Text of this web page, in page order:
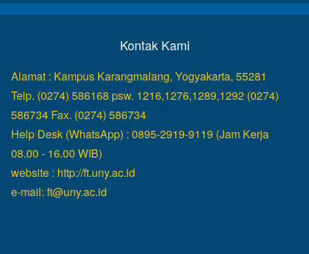
Kontak Kami
Alamat : Kampus Karangmalang, Yogyakarta, 55281
Telp. (0274) 586168 psw. 1216,1276,1289,1292 (0274)
586734 Fax. (0274) 586734
Help Desk (WhatsApp) : 0895-2919-9119 (Jam Kerja
08.00 - 16.00 WIB)
website : http://ft.uny.ac.id
e-mail: ft@uny.ac.id